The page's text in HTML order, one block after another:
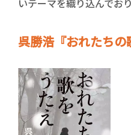
いテーマを織り込んでお
呉勝浩『おれたちの